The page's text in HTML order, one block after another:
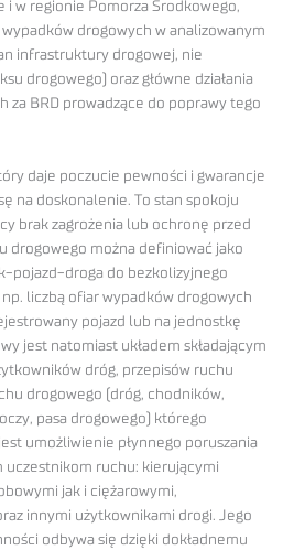
i w regionie Pomorza Środkowego,
drogowych w analizowanym
infrastruktury drogowej, nie
drogowego) oraz główne działania
za BRD prowadzące do poprawy tego
daje poczucie pewności i gwarancje
na doskonalenie. To stan spokoju
brak zagrożenia lub ochronę przed
drogowego można definiować jako
pojazd-droga do bezkolizyjnego
liczbą ofiar wypadków drogowych
pojazd lub na jednostkę
jest natomiast układem składającym
dróg, przepisów ruchu
drogowego (dróg, chodników,
pasa drogowego) którego
umożliwienie płynnego poruszania
uczestnikom ruchu: kierującymi
jak i ciężarowymi,
innymi użytkownikami drogi. Jego
odbywa się dzięki dokładnemu